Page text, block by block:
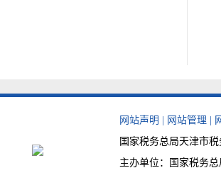
网站声明 网站管理
国家税务总局天津市
主办单位：国家税务总